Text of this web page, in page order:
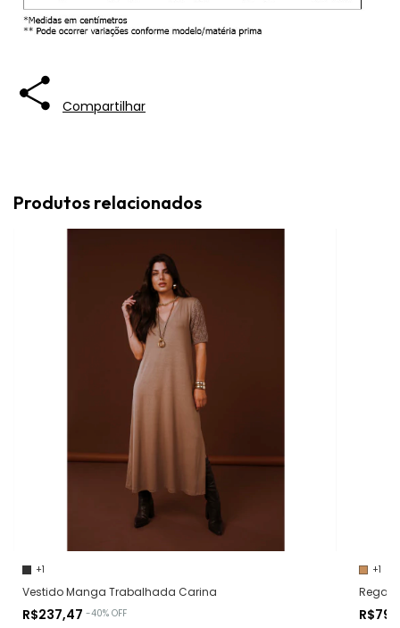
Compartilhar
Produtos relacionados
+1
Vestido Manga Trabalhada Carina
R$237,47 -40% OFF
+1